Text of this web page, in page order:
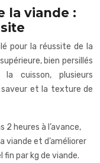
la viande :
pour la réussite de la
bien persillés
cuisson, plusieurs
et la texture de
2 heures à l’avance,
viande et d’améliorer
par kg de viande.